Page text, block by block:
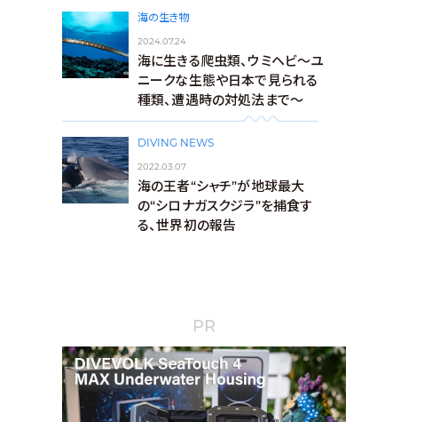
海の生き物
2024.07.24
海に生きる爬虫類、ウミヘビ～ユ
ニークな生態や日本で見られる
種類、遭遇時の対処法まで～
DIVING NEWS
2022.03.07
海の王者“シャチ”が地球最大
の“シロナガスクジラ”を捕食す
る、世界初の報告
PR